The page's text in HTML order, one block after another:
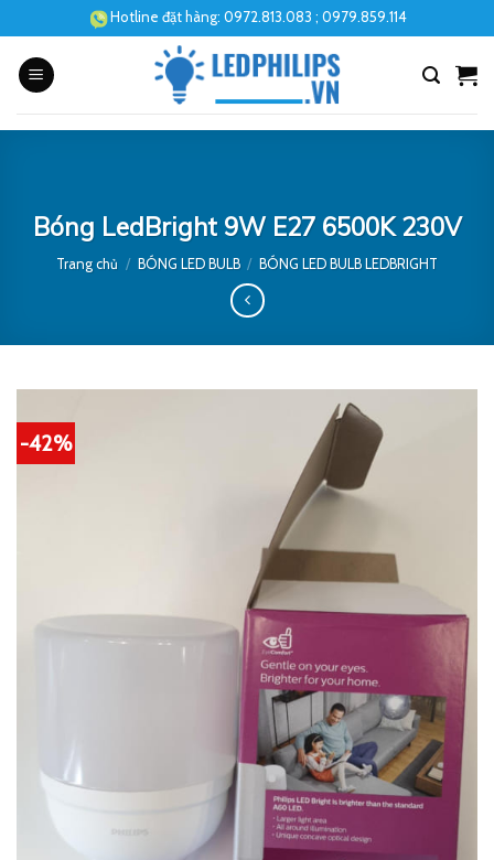
to
content
Hotline đặt hàng: 0972.813.083 ; 0979.859.114
Bóng LedBright 9W E27 6500K 230V
Trang chủ / BÓNG LED BULB / BÓNG LED BULB LEDBRIGHT
-42%